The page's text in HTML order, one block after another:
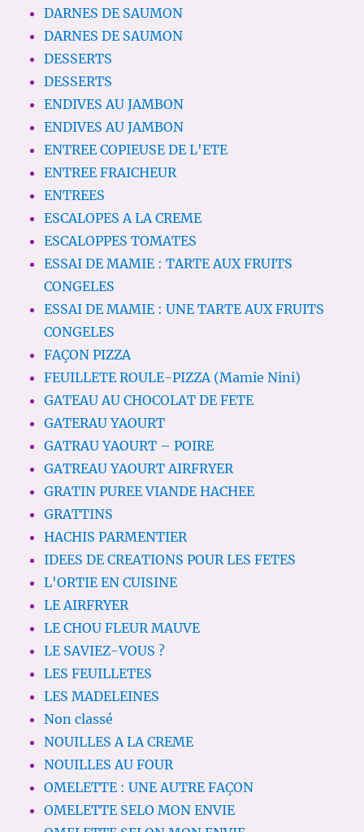
DARNES DE SAUMON
DARNES DE SAUMON
DESSERTS
DESSERTS
ENDIVES AU JAMBON
ENDIVES AU JAMBON
ENTREE COPIEUSE DE L'ETE
ENTREE FRAICHEUR
ENTREES
ESCALOPES A LA CREME
ESCALOPPES TOMATES
ESSAI DE MAMIE : TARTE AUX FRUITS
CONGELES
ESSAI DE MAMIE : UNE TARTE AUX FRUITS
CONGELES
FAÇON PIZZA
FEUILLETE ROULE-PIZZA (Mamie Nini)
GATEAU AU CHOCOLAT DE FETE
GATERAU YAOURT
GATRAU YAOURT – POIRE
GATREAU YAOURT AIRFRYER
GRATIN PUREE VIANDE HACHEE
GRATTINS
HACHIS PARMENTIER
IDEES DE CREATIONS POUR LES FETES
L'ORTIE EN CUISINE
LE AIRFRYER
LE CHOU FLEUR MAUVE
LE SAVIEZ-VOUS ?
LES FEUILLETES
LES MADELEINES
Non classé
NOUILLES A LA CREME
NOUILLES AU FOUR
OMELETTE : UNE AUTRE FAÇON
OMELETTE SELO MON ENVIE